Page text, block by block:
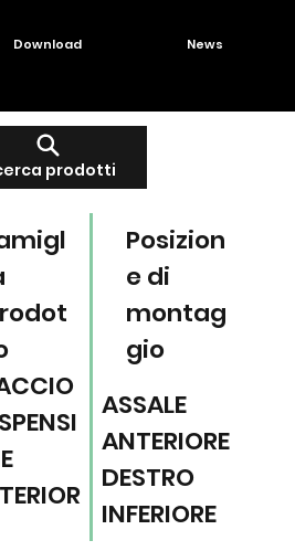
prodotti
Download News
Posizion
e di
montag
gio
ASSALE
ANTERIORE
DESTRO
INFERIORE